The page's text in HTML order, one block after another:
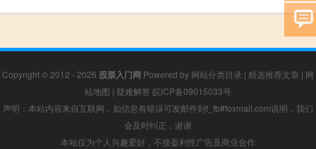
Copyright © 2012 - 2026 股票入门网 Powered by 网站分类目录 | 精选推荐文章 | 网
站地图 | 疑难解答 皖ICP备09015033号
声明：本站内容来自互联网，如信息有错误可发邮件到f_fb#foxmail.com说明，我们
会及时纠正，谢谢
本站仅为个人兴趣爱好，不接盈利性广告及商业合作